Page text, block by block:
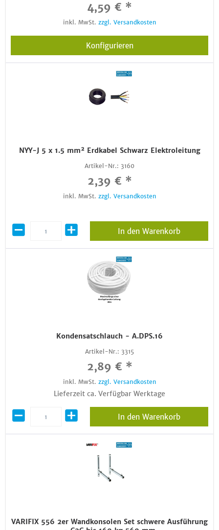
4,59 € *
inkl. MwSt. zzgl. Versandkosten
Konfigurieren
NYY-J 5 x 1.5 mm² Erdkabel Schwarz Elektroleitung
Artikel-Nr.: 3160
2,39 € *
inkl. MwSt. zzgl. Versandkosten
In den Warenkorb
Kondensatschlauch - A.DPS.16
Artikel-Nr.: 3315
2,89 € *
inkl. MwSt. zzgl. Versandkosten
Lieferzeit ca. Verfügbar Werktage
In den Warenkorb
VARIFIX 556 2er Wandkonsolen Set schwere Ausführung